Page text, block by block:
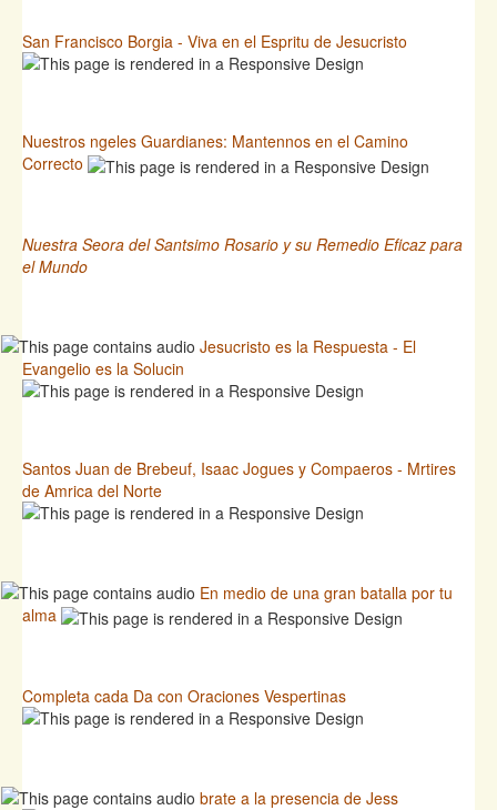
San Francisco Borgia - Viva en el Espritu de Jesucristo
Nuestros ngeles Guardianes: Mantennos en el Camino
Correcto
Nuestra Seora del Santsimo Rosario y su Remedio Eficaz para
el Mundo
Jesucristo es la Respuesta - El
Evangelio es la Solucin
Santos Juan de Brebeuf, Isaac Jogues y Compaeros - Mrtires
de Amrica del Norte
En medio de una gran batalla por tu
alma
Completa cada Da con Oraciones Vespertinas
brate a la presencia de Jess